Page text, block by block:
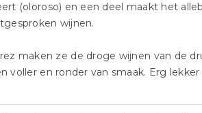
(oloroso) en een deel maakt het
wijnen.
maken ze de droge wijnen van de
voller en ronder van smaak. Erg lekker